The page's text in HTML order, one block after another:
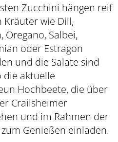
Zucchini hängen reif
Kräuter wie Dill,
Salbei,
oder Estragon
und die Salate sind
die aktuelle
Hochbeete, die über
Crailsheimer
und im Rahmen der
Genießen einladen.